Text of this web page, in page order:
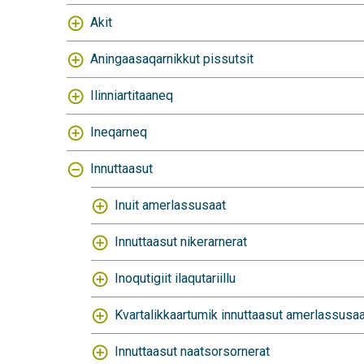
Akit
Aningaasaqarnikkut pissutsit
Ilinniartitaaneq
Ineqarneq
Innuttaasut
Inuit amerlassusaat
Innuttaasut nikerarnerat
Inoqutigiit ilaqutariillu
Kvartalikkaartumik innuttaasut
Innuttaasut naatsorsornerat